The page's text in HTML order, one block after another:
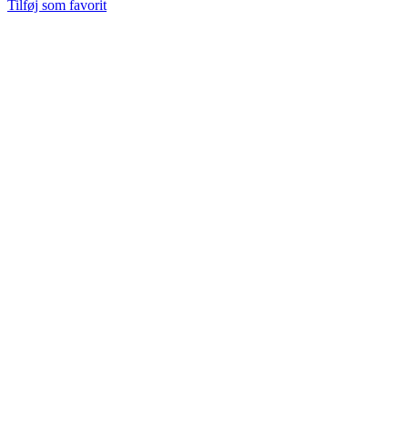
Tilføj som favorit